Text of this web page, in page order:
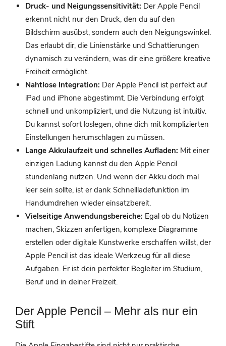
Druck- und Neigungssensitivität: Der Apple Pencil
erkennt nicht nur den Druck, den du auf den
Bildschirm ausübst, sondern auch den Neigungswinkel.
Das erlaubt dir, die Linienstärke und Schattierungen
dynamisch zu verändern, was dir eine größere kreative
Freiheit ermöglicht.
Nahtlose Integration: Der Apple Pencil ist perfekt auf
iPad und iPhone abgestimmt. Die Verbindung erfolgt
schnell und unkompliziert, und die Nutzung ist intuitiv.
Du kannst sofort loslegen, ohne dich mit komplizierten
Einstellungen herumschlagen zu müssen.
Lange Akkulaufzeit und schnelles Aufladen: Mit einer
einzigen Ladung kannst du den Apple Pencil
stundenlang nutzen. Und wenn der Akku doch mal
leer sein sollte, ist er dank Schnellladefunktion im
Handumdrehen wieder einsatzbereit.
Vielseitige Anwendungsbereiche: Egal ob du Notizen
machen, Skizzen anfertigen, komplexe Diagramme
erstellen oder digitale Kunstwerke erschaffen willst, der
Apple Pencil ist das ideale Werkzeug für all diese
Aufgaben. Er ist dein perfekter Begleiter im Studium,
Beruf und in deiner Freizeit.
Der Apple Pencil – Mehr als nur ein
Stift